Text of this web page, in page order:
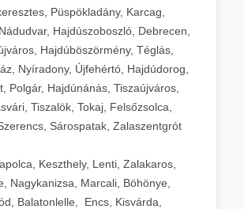
Püspökladány, Karcag,
Hajdúszoboszló, Debrecen,
Hajdúböszörmény, Téglás,
Nyíradony, Újfehértó, Hajdúdorog,
Polgár, Hajdúnánás, Tiszaújváros,
Tiszalök, Tokaj, Felsőzsolca,
Sárospatak, Zalaszentgrót
Keszthely, Lenti, Zalakaros,
Nagykanizsa, Marcali, Böhönye,
Balatonlelle, Encs, Kisvárda,